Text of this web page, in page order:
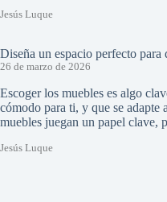
Jesús Luque
Diseña un espacio perfecto para
26 de marzo de 2026
Escoger los muebles es algo
cómodo para ti, y que se adapte
muebles juegan un papel clave,
Jesús Luque